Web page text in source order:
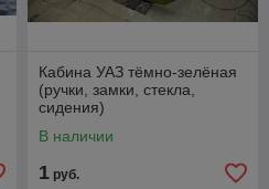
Кабина УАЗ тёмно-зелёная
(ручки, замки, стекла,
сидения)
В наличии
1 руб.